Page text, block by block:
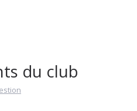
du club